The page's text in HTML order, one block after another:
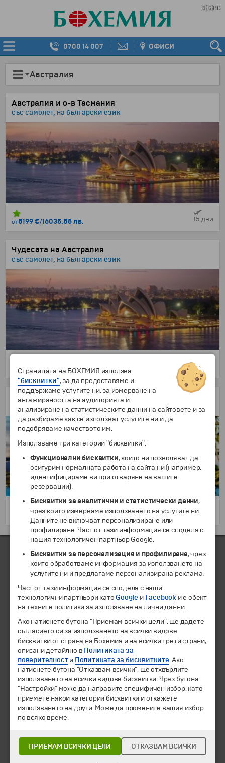
🇧🇬BG
0700 14 007 ОФИСИ
Австралия
Австралия и о-в Тасмания
със самолет, на български език
от8199 €/16035.85 лв. 15 дни
Чудесата на Австралия
със самолет, на български език
4445 €/8693.66 лв. 11 дни
Австралия и Нова Зеландия
със самолет, на български език!
6999 €/13688.85 лв. 15 дни
ЧЛЕН НА
© 1994-2026 Бохемия ООД.Всички права запазени.
Екскурзии и почивки
Направления
Всички програми от А до Я
Страницата на БОХЕМИЯ използва
"бисквитки", за да предоставяме и
поддържаме услугите ни, за измерване на
ангажираността на аудиторията и
анализиране на статистическите данни на сайтовете и за
да разбираме как се използват услугите ни и да
подобряваме качеството им.
Използваме три категории "бисквитки":
Функционални бисквитки, които ни позволяват да
осигурим нормалната работа на сайта ни (например,
идентифицираме ви при отваряне на вашите
резервации).
Бисквитки за аналитични и статистически данни,
чрез които измерваме използването на услугите ни.
Данните не включват персонализиране или
профилиране. Част от тази информация се споделя с
нашия технологичен партньор Google.
Бисквитки за персонализация и профилиране, чрез
които обработваме информация за използването на
услугите ни и предлагаме персонализирана реклама.
Част от тази информация се споделя с наши
технологични партньори като Google и Facebook и е обект
на техните политики за използване на лични данни.
Ако натиснете бутона "Приемам всички цели", ще дадете
съгласието си за използването на всички видове
бисквитки от страна на Бохемия и на всички трети страни,
описани детайлно в Политиката за
поверителности Политиката за бисквитките. Ако
натиснете бутона "Отказвам всички", ще отхвърлите
използването на всички видове бисквитки. Чрез бутона
"Настройки" може да направите специфичен избор, като
приемете някои категории бисквитки и откажете
използването на други. Може да промените вашия избор
по всяко време.
ПРИЕМАМ ВСИЧКИ ЦЕЛИ ОТКАЗВАМ ВСИЧКИ